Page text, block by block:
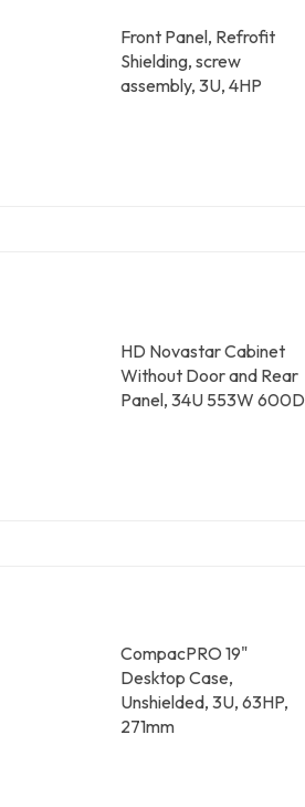
Front Panel, Refrofit
Shielding, screw
assembly, 3U, 4HP
HD Novastar Cabinet
Without Door and Rear
Panel, 34U 553W 600D
CompacPRO 19"
Desktop Case,
Unshielded, 3U, 63HP,
271mm